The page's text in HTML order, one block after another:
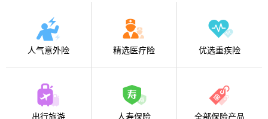
人气意外险 精选医疗险 优选重疾险
出行旅游 人寿保险 全部保险产品